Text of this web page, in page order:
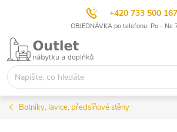
+420 733 500 167
OBJEDNÁVKA po telefonu: Po - Ne
Přejít
obsah
Botníky, lavice, předsíňové stěny